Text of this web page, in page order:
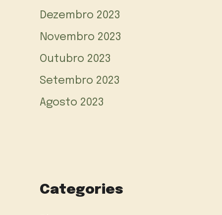
Dezembro 2023
Novembro 2023
Outubro 2023
Setembro 2023
Agosto 2023
Categories